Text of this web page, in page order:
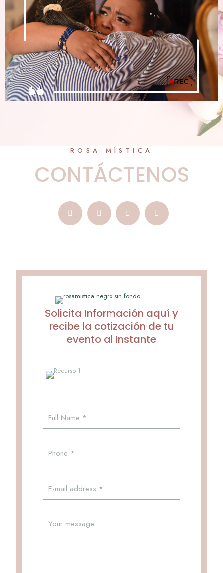
ROSA MÍSTICA
CONTÁCTENOS
Solicita Información aquí y
recibe la cotización de tu
evento al Instante